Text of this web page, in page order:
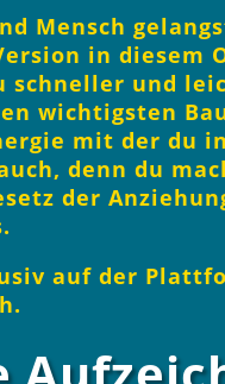
Mensch
in diesem
und
wichtigsten
mit der du
denn du
der
auf der